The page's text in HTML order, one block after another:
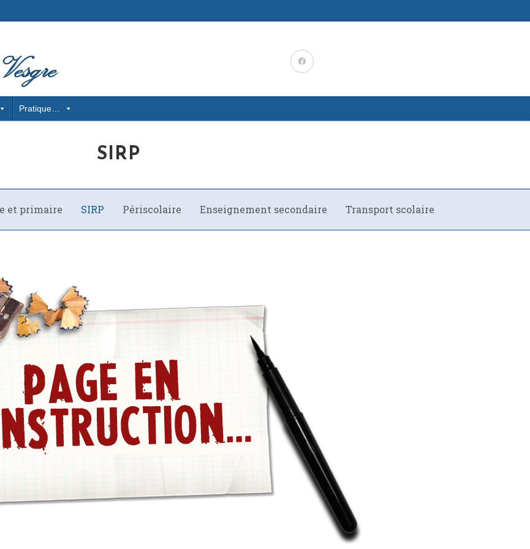
Pratique…
SIRP
et primaire SIRP Périscolaire Enseignement secondaire Transport scolaire